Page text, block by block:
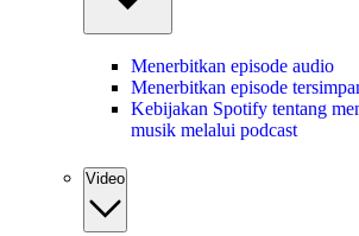
Menerbitkan episode audio
Menerbitkan episode
Kebijakan Spotify tentang
musik melalui podcast
Video